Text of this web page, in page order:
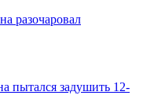
разочаровал
пытался задушить 12-